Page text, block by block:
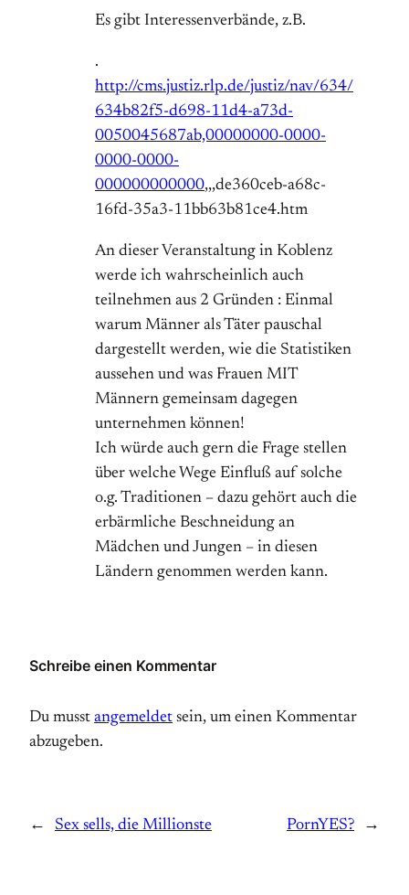
Es gibt Interessenverbände, z.B.
.
http://cms.justiz.rlp.de/justiz/nav/634/
634b82f5-d698-11d4-a73d-
0050045687ab,00000000-0000-
0000-0000-
000000000000,,,de360ceb-a68c-
16fd-35a3-11bb63b81ce4.htm
An dieser Veranstaltung in Koblenz
werde ich wahrscheinlich auch
teilnehmen aus 2 Gründen : Einmal
warum Männer als Täter pauschal
dargestellt werden, wie die Statistiken
aussehen und was Frauen MIT
Männern gemeinsam dagegen
unternehmen können!
Ich würde auch gern die Frage stellen
über welche Wege Einfluß auf solche
o.g. Traditionen – dazu gehört auch die
erbärmliche Beschneidung an
Mädchen und Jungen – in diesen
Ländern genommen werden kann.
Schreibe einen Kommentar
Du musst angemeldet sein, um einen Kommentar
abzugeben.
← Sex sells, die Millionste PornYES? →